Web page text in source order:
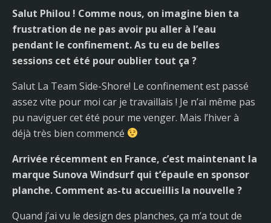
Salut Philou ! Comme nous, on imagine bien ta
frustration de ne pas avoir pu aller à l’eau
pendant le confinement. As tu eu de belles
sessions cet été pour oublier tout ça ?
Salut La Team Side-Shore! Le confinement est passé
assez vite pour moi car je travaillais ! Je n’ai même pas
pu naviguer cet été pour me venger. Mais l’hiver à
déjà très bien commencé
Arrivée récemment en France, c’est maintenant la
marque Sunova Windsurf qui t’épaule en sponsor
planche. Comment as-tu accueillis la nouvelle ?
Quand j’ai vu le design des planches, ça m’a tout de